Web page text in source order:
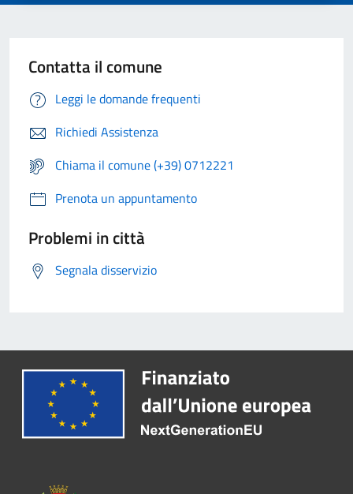
Contatta il comune
Leggi le domande frequenti
Richiedi Assistenza
Chiama il comune (+39) 0712221
Prenota un appuntamento
Problemi in città
Segnala disservizio